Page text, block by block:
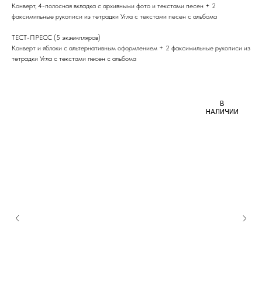
Конверт, 4-полосная вкладка с архивными фото и текстами песен + 2
факсимильные рукописи из тетрадки Угла с текстами песен с альбома
ТЕСТ-ПРЕСС (5 экземпляров)
Конверт и яблоки с альтернативным оформлением + 2 факсимильные рукописи из
тетрадки Угла с текстами песен с альбома
В
НАЛИЧИИ